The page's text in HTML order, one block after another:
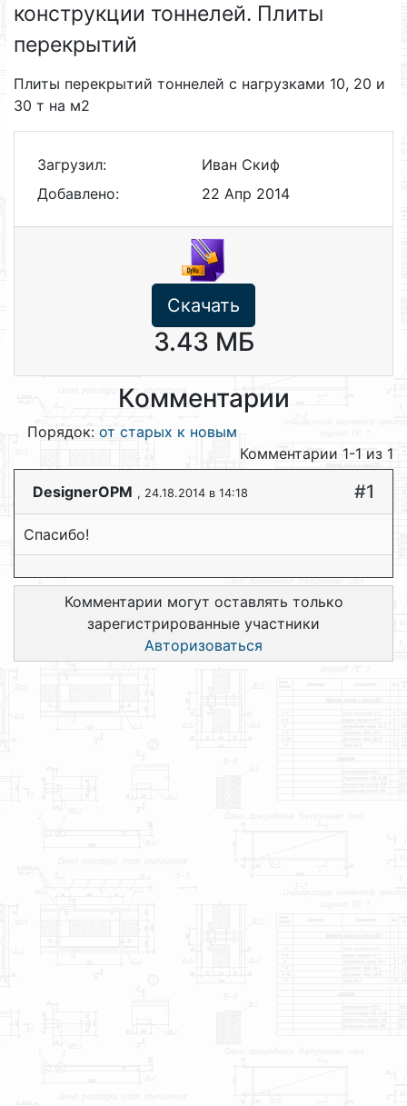
конструкции тоннелей. Плиты
перекрытий
Плиты перекрытий тоннелей с нагрузками 10, 20 и
30 т на м2
Загрузил:
Иван Скиф
Добавлено:
22 Апр 2014
Скачать
3.43 МБ
Комментарии
Порядок: от старых к новым
Комментарии 1-1 из 1
DesignerOPM , 24.18.2014 в 14:18 #1
Спасибо!
Комментарии могут оставлять только
зарегистрированные участники
Авторизоваться